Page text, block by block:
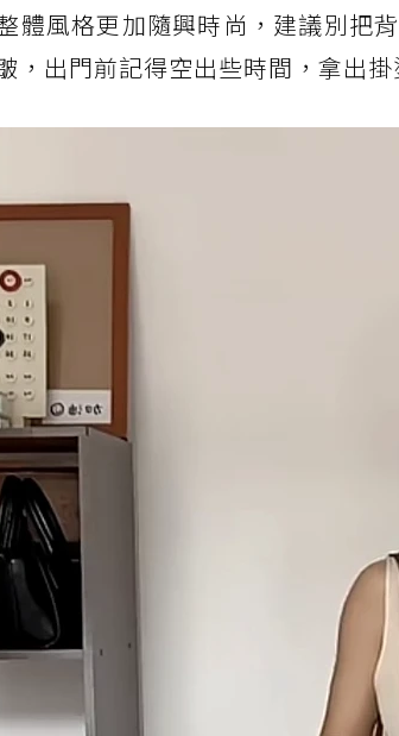
體風格更加隨興時尚，建議別把
，出門前記得空出些時間，拿出掛